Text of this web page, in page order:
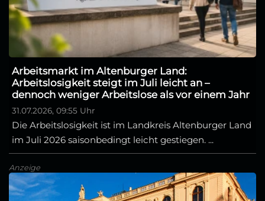
Arbeitsmarkt im Altenburger Land:
Arbeitslosigkeit steigt im Juli leicht an –
dennoch weniger Arbeitslose als vor einem Jahr
31.07.2026, 09:55 Uhr
Die Arbeitslosigkeit ist im Landkreis Altenburger Land
im Juli 2026 saisonbedingt leicht gestiegen. ...
Anzeige